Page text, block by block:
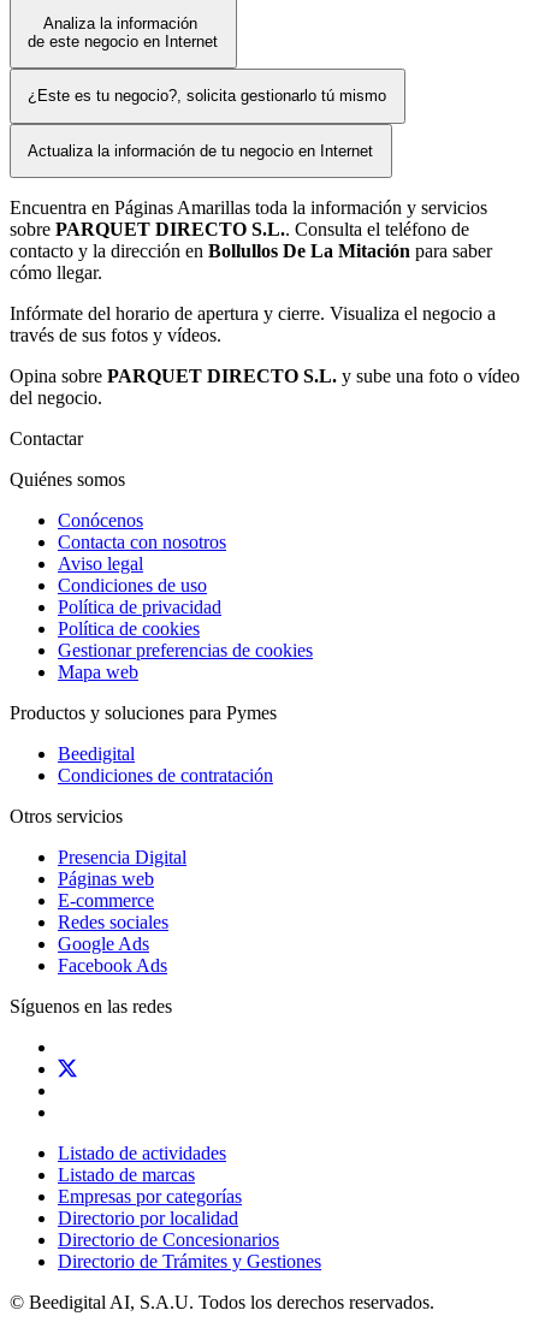
Analiza la información
de este negocio en Internet
¿Este es tu negocio?, solicita gestionarlo tú mismo
Actualiza la información de tu negocio en Internet
Encuentra en Páginas Amarillas toda la información y servicios
sobre PARQUET DIRECTO S.L.. Consulta el teléfono de
contacto y la dirección en Bollullos De La Mitación para saber
cómo llegar.
Infórmate del horario de apertura y cierre. Visualiza el negocio a
través de sus fotos y vídeos.
Opina sobre PARQUET DIRECTO S.L. y sube una foto o vídeo
del negocio.
Contactar
Quiénes somos
Conócenos
Contacta con nosotros
Aviso legal
Condiciones de uso
Política de privacidad
Política de cookies
Gestionar preferencias de cookies
Mapa web
Productos y soluciones para Pymes
Beedigital
Condiciones de contratación
Otros servicios
Presencia Digital
Páginas web
E-commerce
Redes sociales
Google Ads
Facebook Ads
Síguenos en las redes
Listado de actividades
Listado de marcas
Empresas por categorías
Directorio por localidad
Directorio de Concesionarios
Directorio de Trámites y Gestiones
© Beedigital AI, S.A.U. Todos los derechos reservados.